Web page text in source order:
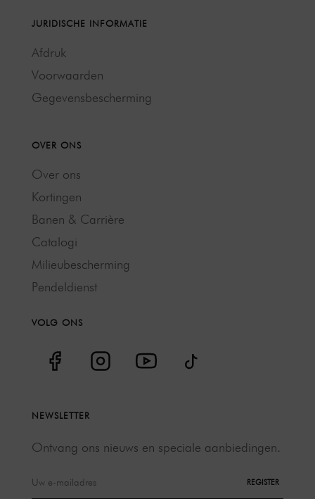
JURIDISCHE INFORMATIE
Afdruk
Voorwaarden
Gegevensbescherming
OVER ONS
Over ons
Kortingen
Banen & Carrière
Catalogi
Milieubescherming
Pendeldienst
VOLG ONS
NEWSLETTER
Ontvang ons nieuws en speciale aanbiedingen.
REGISTER